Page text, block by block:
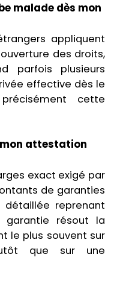
malade dès mon
appliquent
des droits,
parfois plusieurs
effective dès le
cette
attestation
exact exigé par
de garanties
détaillée reprenant
résout la
le plus souvent sur
que sur une